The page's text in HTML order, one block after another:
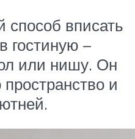
вписать
гостиную –
или нишу. Он
пространство и